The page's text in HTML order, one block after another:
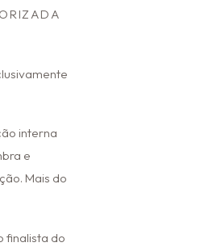
interna
e
Mais do
finalista do